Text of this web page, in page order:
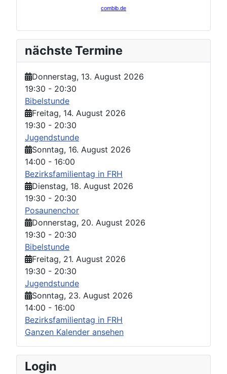
nächste Termine
Donnerstag, 13. August 2026
19:30 - 20:30
Bibelstunde
Freitag, 14. August 2026
19:30 - 20:30
Jugendstunde
Sonntag, 16. August 2026
14:00 - 16:00
Bezirksfamilientag in FRH
Dienstag, 18. August 2026
19:30 - 20:30
Posaunenchor
Donnerstag, 20. August 2026
19:30 - 20:30
Bibelstunde
Freitag, 21. August 2026
19:30 - 20:30
Jugendstunde
Sonntag, 23. August 2026
14:00 - 16:00
Bezirksfamilientag in FRH
Ganzen Kalender ansehen
Login